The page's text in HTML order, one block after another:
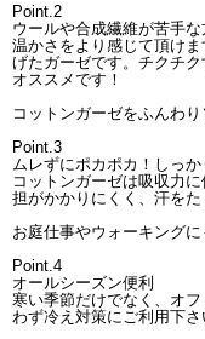
Point.2
ウールや合成繊維が苦手
温かさをより感じて頂け
げたガーゼです。チクチ
オススメです！
コットンガーゼをふんわ
Point.3
ムレずにポカポカ！しっか
コットンガーゼは吸収力
担がかかりにくく、汗をた
お庭仕事やウォーキングに
Point.4
オールシーズン便利
寒い季節だけでなく、オ
わず冷え対策にご利用下さ